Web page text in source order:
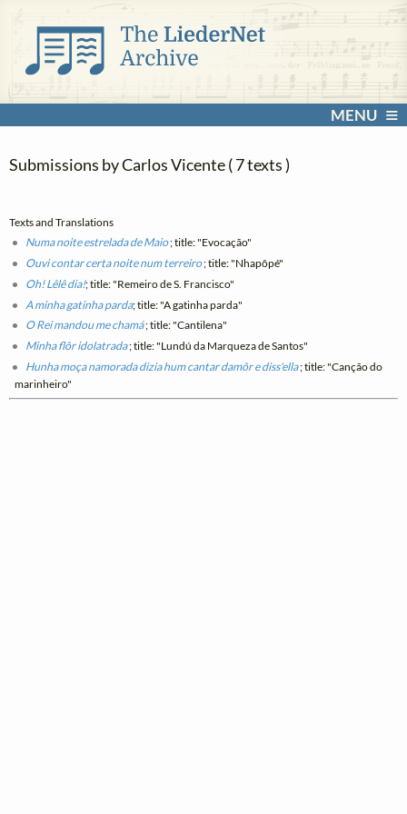
MENU
Submissions by Carlos Vicente ( 7 texts )
Texts and Translations
Numa noite estrelada de Maio; title: "Evocação"
Ouvi contar certa noite num terreiro; title: "Nhapôpé"
Oh! Lêlê dia!; title: "Remeiro de S. Francisco"
A minha gatinha parda; title: "A gatinha parda"
O Rei mandou me chamá; title: "Cantilena"
Minha flôr idolatrada; title: "Lundú da Marqueza de Santos"
Hunha moça namorada dizia hum cantar damôr e diss'ella; title: "Canção do
marinheiro"